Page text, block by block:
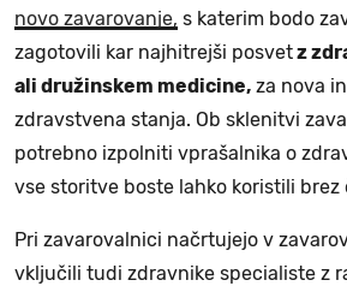
novo zavarovanje, s katerim bodo
zagotovili kar najhitrejši posvetz
ali družinskem medicine, za nova
zdravstvena stanja. Ob sklenitvi
potrebno izpolniti vprašalnika o
vse storitve boste lahko koristili brez
Pri zavarovalnici načrtujejo v
vključili tudi zdravnike specialiste z